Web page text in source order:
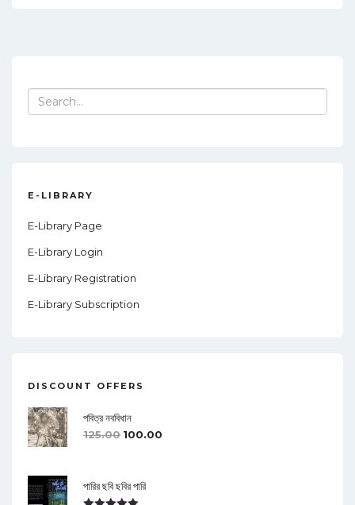
Search
for:
E-LIBRARY
E-Library Page
E-Library Login
E-Library Registration
E-Library Subscription
DISCOUNT OFFERS
পবিত্র নববিধান
125.00 100.00
পারির ছবি ছবির পারি